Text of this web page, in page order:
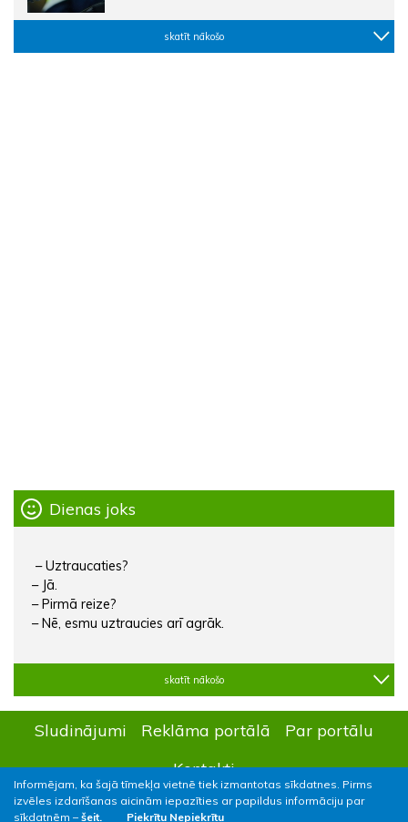
Informējam, ka šajā tīmekļa vietnē tiek izmantotas sīkdatnes. Pirms
izvēles izdarīšanas aicinām iepazīties ar papildus informāciju par
sīkdatnēm – šeit. Piekrītu Nepiekrītu
skatīt nākošo
Dienas joks
– Uztraucaties?
– Jā.
– Pirmā reize?
– Nē, esmu uztraucies arī agrāk.
skatīt nākošo
Sludinājumi Reklāma portālā
Par portālu
Kontakti